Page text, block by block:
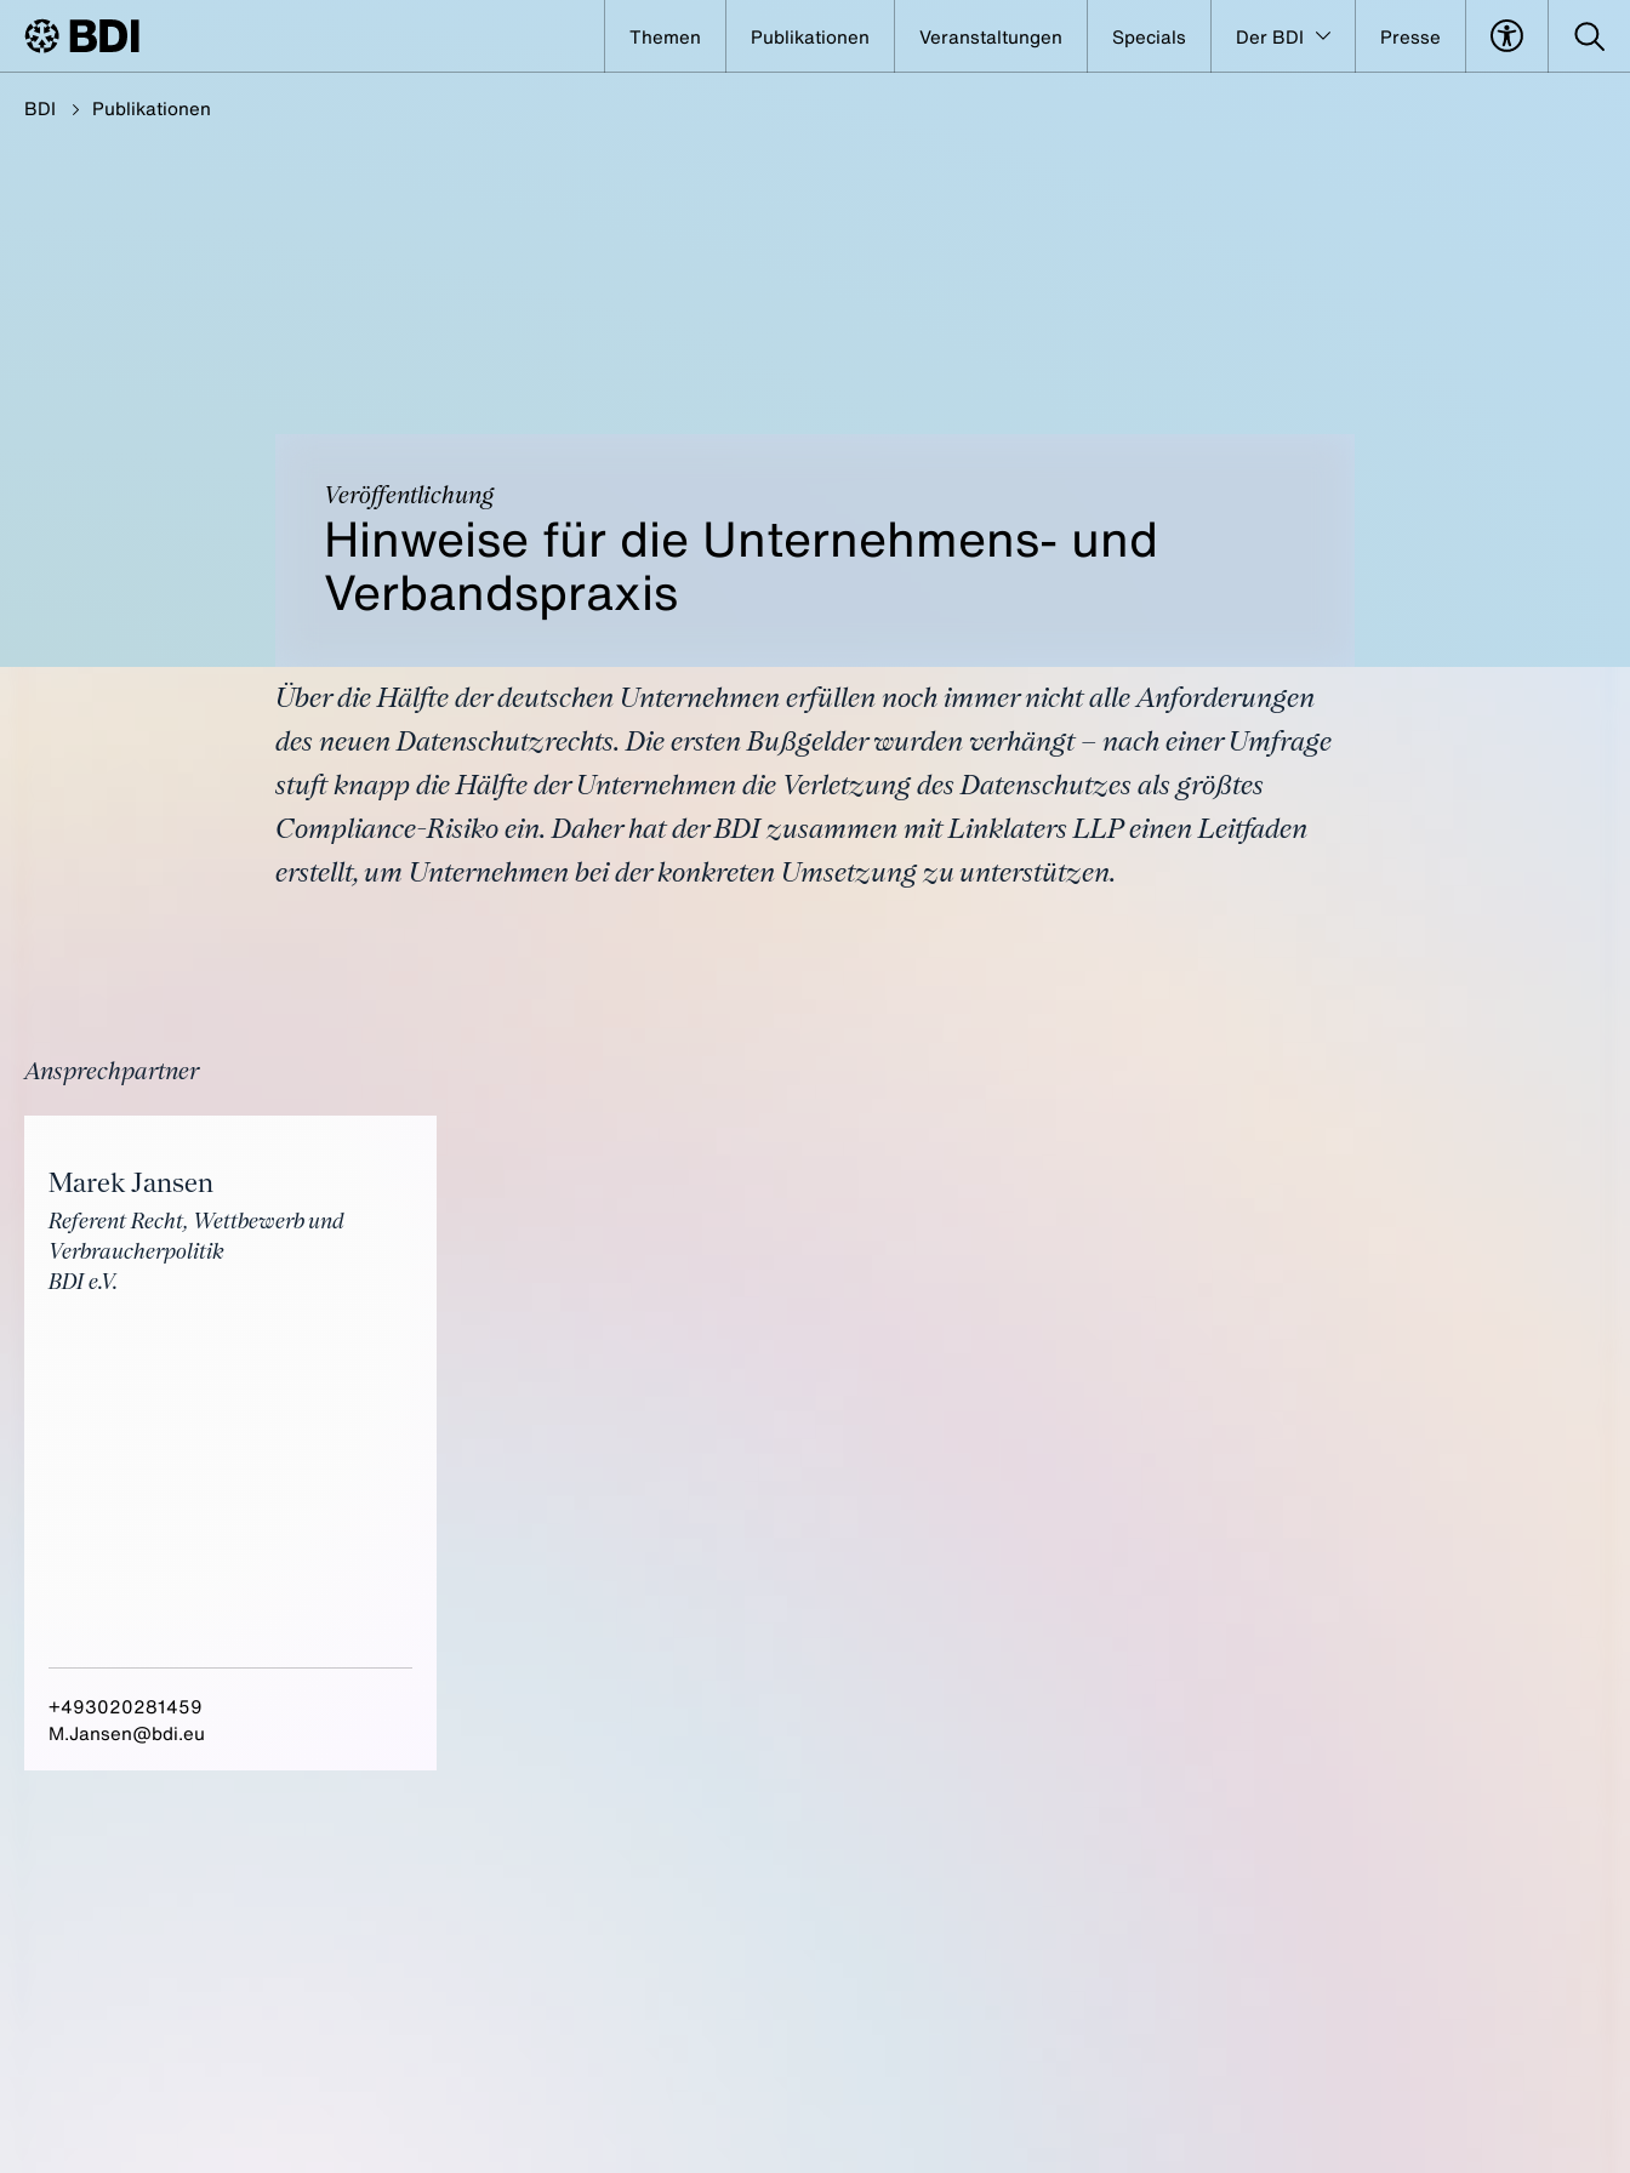
Themen Publikationen Veranstaltungen Specials Der BDI Presse
BDI Publikationen
Veröffentlichung
Hinweise für die Unternehmens- und
Verbandspraxis
Über die Hälfte der deutschen Unternehmen erfüllen noch immer nicht alle Anforderungen
des neuen Datenschutzrechts. Die ersten Bußgelder wurden verhängt – nach einer Umfrage
stuft knapp die Hälfte der Unternehmen die Verletzung des Datenschutzes als größtes
Compliance-Risiko ein. Daher hat der BDI zusammen mit Linklaters LLP einen Leitfaden
erstellt, um Unternehmen bei der konkreten Umsetzung zu unterstützen.
Ansprechpartner
Marek Jansen
Referent Recht, Wettbewerb und
Verbraucherpolitik
BDI e.V.
+493020281459
M.Jansen@bdi.eu